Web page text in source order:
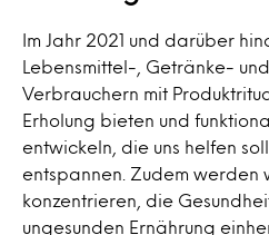
Im Jahr 2021 und darüber
Lebensmittel-, Getränke-
Verbrauchern mit
Erholung bieten und
entwickeln, die uns helfen
entspannen. Zudem werden
konzentrieren, die
ungesunden Ernährung